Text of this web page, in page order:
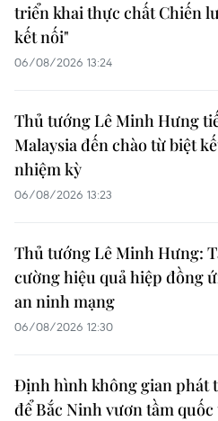
triển khai thực chất Chiến
kết nối"
06/08/2026 13:24
Thủ tướng Lê Minh Hưng
Malaysia đến chào từ biệt
nhiệm kỳ
06/08/2026 13:23
Thủ tướng Lê Minh Hưng:
cường hiệu quả hiệp đồng
an ninh mạng
06/08/2026 12:30
Định hình không gian phát
để Bắc Ninh vươn tầm quốc